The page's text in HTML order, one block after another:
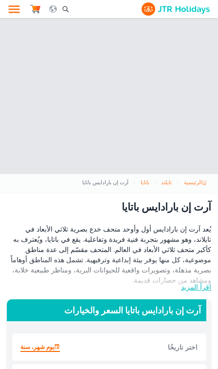
Search Opener Icon
الرئيسية تايلند باتايا آرت إن بارادايس باتايا
آرت إن بارادايس باتايا
يُعد آرت إن بارادايس أول وأوحد متحف خدع بصرية ثلاثي الأبعاد في
تايلاند، وهو مشهور بتجربة فنية فريدة وتفاعلية. يقع في باتايا، ويُعترف به
كأكبر متحف ثلاثي الأبعاد في العالم. المتحف مقسّم إلى عدة مناطق
موضوعية، كل منها يوفر بيئة إبداعية وترفيهية. تشمل هذه المناطق أوهاماً
بصرية مذهلة، وتصويرات واقعية للحيوانات البرية، ومناظر طبيعية خلابة،
ومشاهد من حضارات قديمة.
يمكن للزوار أيضاً العثور على إعادة ابتكار ذكية لأعمال فنية كلاسيكية مع
لمسة مرحة. أكثر من 150 عملاً فنياً مرسومة بعناية على الجدران
والأرضيات، ما يخلق تأثيرات ثلاثية الأبعاد مدهشة. صُممت التصاميم لتتيح
الفني نفسه.
اقرأ المزيد
آرت إن بارادايس باتايا السعر والخيارات
اختر تاريخًا يوم شهر، سنة